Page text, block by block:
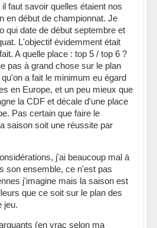
faut savoir quelles étaient nos
en début de championnat. Je
qui date de début septembre et
L'objectif évidemment était
A quelle place : top 5 / top 6 ?
pas à grand chose sur le plan
a fait le minimum eu égard
en Europe, et un peu mieux que
la CDF et décale d'une place
Pas certain que faire le
saison soit une réussite par
j'ai beaucoup mal à
son ensemble, ce n'est pas
j'imagine mais la saison est
que ce soit sur le plan des
jeu.
(en vrac selon ma